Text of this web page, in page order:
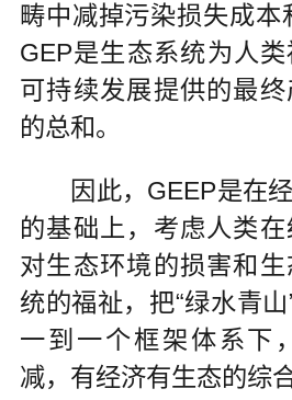
畴中减掉污染损失成本
GEP是生态系统为人
可持续发展提供的最
的总和。
因此，GEEP是在经
的基础上，考虑人类
对生态环境的损害和
统的福祉，把“绿水青山
一到一个框架体系下
减，有经济有生态的综